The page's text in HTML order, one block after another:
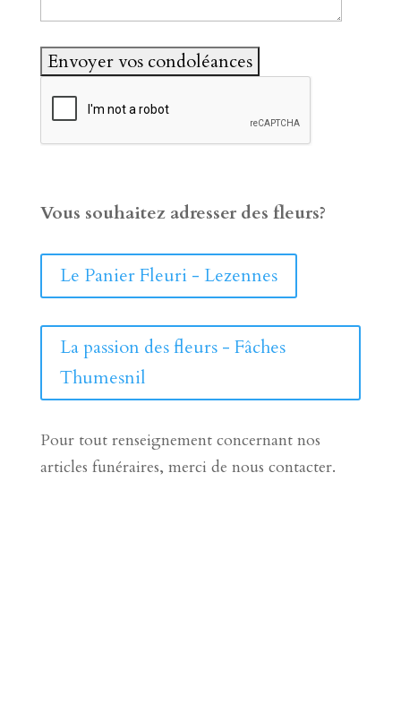
Vous souhaitez adresser des fleurs?
Le Panier Fleuri - Lezennes
La passion des fleurs - Fâches
Thumesnil
Pour tout renseignement concernant nos
articles funéraires, merci de nous contacter.